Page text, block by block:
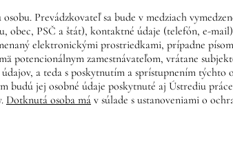
Prevádzkovateľ sa bude v medziach
PSČ a štát), kontaktné údaje (telefón, e-
elektronickými prostriedkami, prípadne
potencionálnym zamestnávateľom, vrátane
a teda s poskytnutím a sprístupnením
budú jej osobné údaje poskytnuté aj Ústrediu
Dotknutá osoba má v súlade s ustanoveniami o